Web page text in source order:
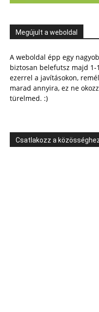
Megújult a weboldal
A weboldal épp egy
biztosan belefutsz majd
ezerrel a javításokon,
marad annyira, ez ne
türelmed. :)
Csatlakozz a